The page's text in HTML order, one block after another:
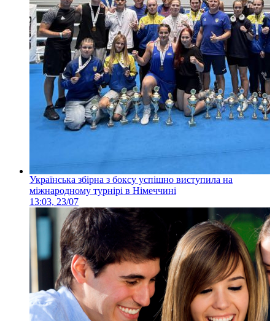
Українська збірна з боксу успішно виступила на
міжнародному турнірі в Німеччині
13:03, 23/07